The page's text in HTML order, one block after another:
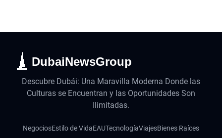
DubaiNewsGroup
Descubre Dubái: Una Maravilla Moderna Donde las
Culturas se Encuentran y las Oportunidades Son
Ilimitadas.
NegociosEstilo de VidaEAUTecnologíaViajesBienes Raíces